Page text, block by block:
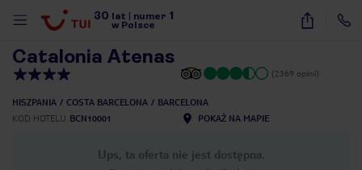
30 lat numer 1
w Polsce
40
Catalonia Atenas
(2369 opinii)
HISZPANIA COSTA BARCELONA
BARCELONA
KOD HOTELU BCN10001 POKAŻ NA MAPIE
Ups, ta oferta nie jest dostępna.